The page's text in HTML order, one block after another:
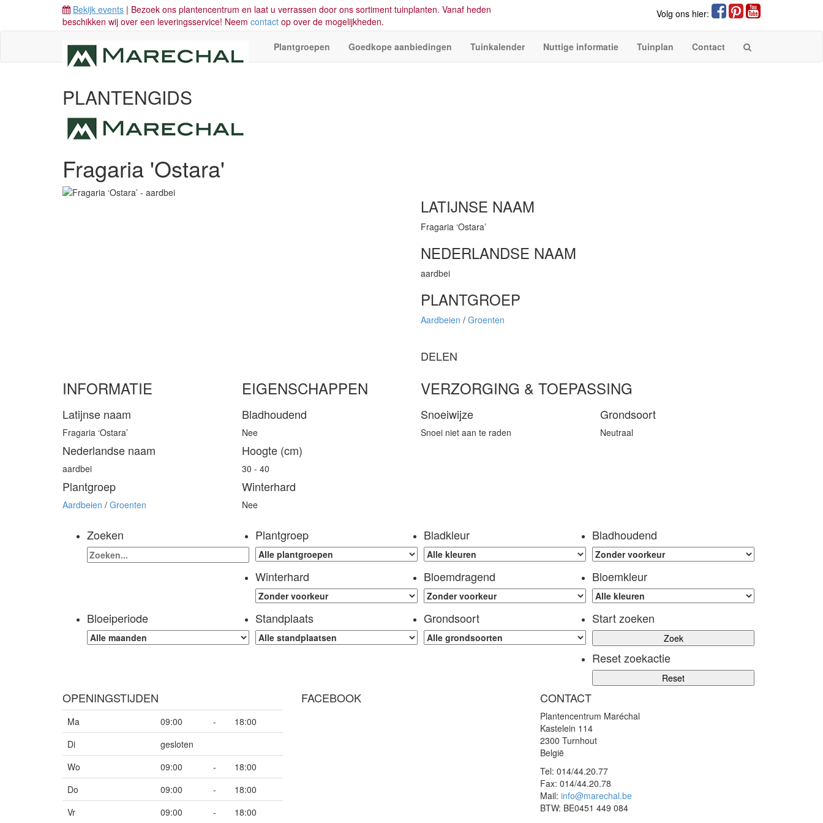
Bekijk events | Bezoek ons plantencentrum en laat u verrassen door ons sortiment tuinplanten. Vanaf heden
beschikken wij over een leveringsservice! Neem contact op over de mogelijkheden.
Volg ons hier:
Plantgroepen Goedkope aanbiedingen Tuinkalender Nuttige informatie Tuinplan Contact
PLANTENGIDS
Fragaria 'Ostara'
LATIJNSE NAAM
Fragaria ‘Ostara’
NEDERLANDSE NAAM
aardbei
PLANTGROEP
Aardbeien / Groenten
DELEN
INFORMATIE
Latijnse naam
Fragaria ‘Ostara’
Nederlandse naam
aardbei
Plantgroep
Aardbeien / Groenten
EIGENSCHAPPEN
Bladhoudend
Nee
Hoogte (cm)
30 - 40
Winterhard
Nee
VERZORGING & TOEPASSING
Snoeiwijze
Snoei niet aan te raden
Grondsoort
Neutraal
Zoeken Plantgroep Bladkleur Bladhoudend
Winterhard Bloemdragend Bloemkleur
Bloeiperiode Standplaats Grondsoort Start zoeken
Reset zoekactie
OPENINGSTIJDEN
Ma 09:00 -
18:00
Di
gesloten
Wo
09:00 -
18:00
Do
09:00 -
18:00
Vr
09:00 - 18:00
FACEBOOK CONTACT
Plantencentrum Maréchal
Kastelein 114
2300 Turnhout
België
Tel: 014/44.20.77
Fax: 014/44.20.78
Mail: info@marechal.be
BTW: BE0451 449 084